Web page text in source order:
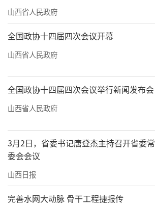
山西省人民政府
全国政协十四届四次会议开幕
山西省人民政府
全国政协十四届四次会议举行新闻发布会
山西省人民政府
3月2日，省委书记唐登杰主持召开省委常
委会会议
山西日报
完善水网大动脉 骨干工程捷报传